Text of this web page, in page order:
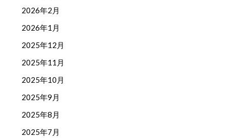
2026年2月
2026年1月
2025年12月
2025年11月
2025年10月
2025年9月
2025年8月
2025年7月